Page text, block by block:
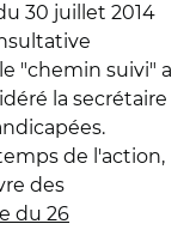
30 juillet 2014
"chemin suivi" a
la secrétaire
de l'action,
des
du 26